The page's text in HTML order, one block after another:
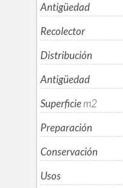
Antigüedad
Recolector
Distribución
Antigüedad
Superficiem2
Preparación
Conservación
Usos